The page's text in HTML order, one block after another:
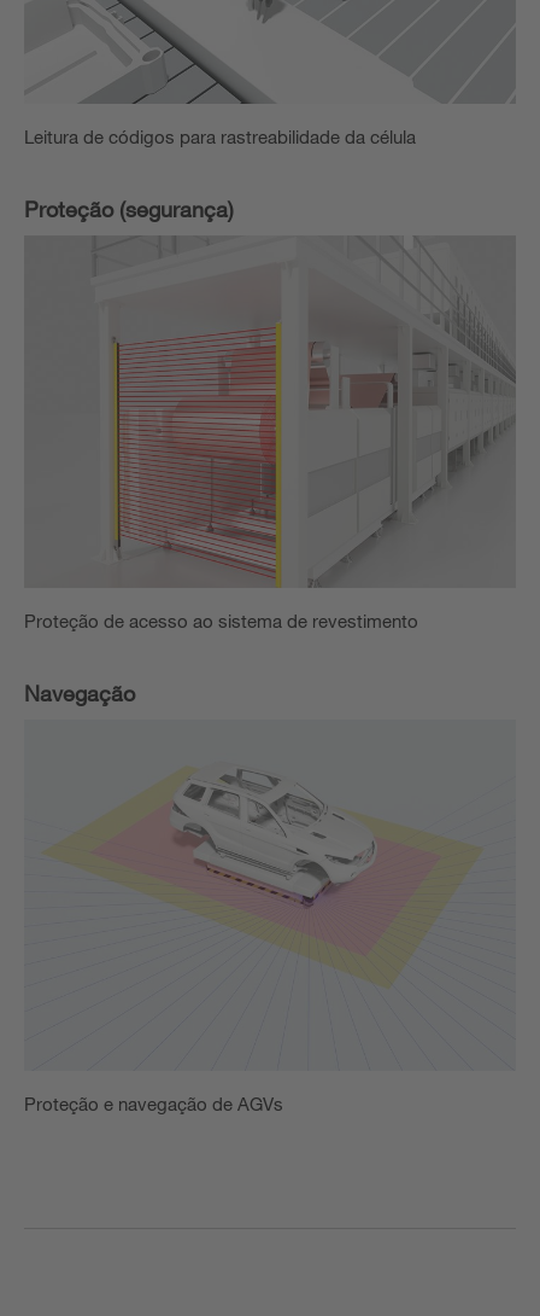
Leitura de códigos para rastreabilidade da célula
Proteção (segurança)
Proteção de acesso ao sistema de revestimento
Navegação
Proteção e navegação de AGVs